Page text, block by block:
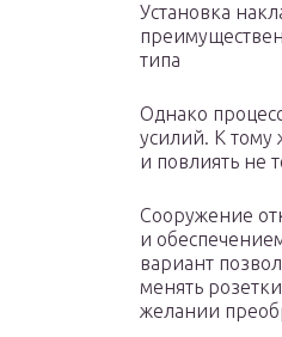
Установка
типа
Однако
усилий. К тому
и повлиять не
Сооружение
и
вариант
менять
желании